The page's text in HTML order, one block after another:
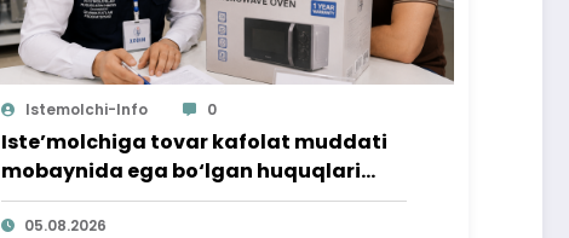
Istemolchi-Info 0
Iste’molchiga tovar kafolat muddati
mobaynida ega bo‘lgan huquqlari
ta’minlab berildi
05.08.2026